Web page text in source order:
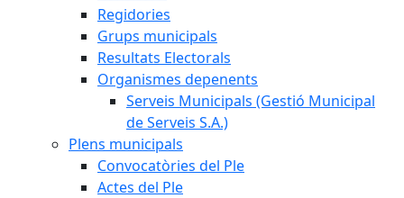
Regidories
Grups municipals
Resultats Electorals
Organismes depenents
Serveis Municipals (Gestió Municipal
de Serveis S.A.)
Plens municipals
Convocatòries del Ple
Actes del Ple